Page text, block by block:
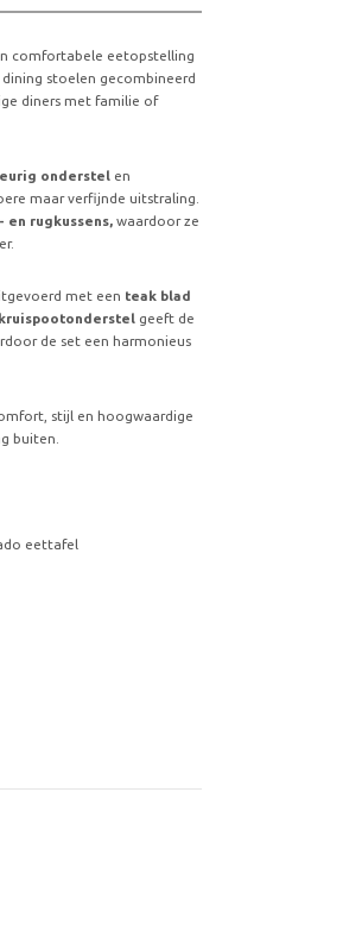
comfortabele eetopstelling
stoelen gecombineerd
diners met familie of
onderstel en
maar verfijnde uitstraling.
rugkussens, waardoor ze
met een teak blad
geeft de
de set een harmonieus
stijl en hoogwaardige
buiten.
eettafel